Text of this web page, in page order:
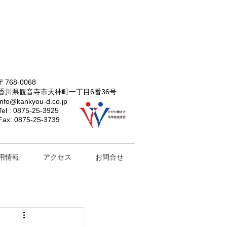
768-0068
川県観音寺市天神町一丁目6番36号
d.co.jp
: 0875-25-3925
0875-25-3739
情報 アクセス お問合せ